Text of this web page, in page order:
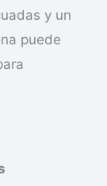
y un
puede